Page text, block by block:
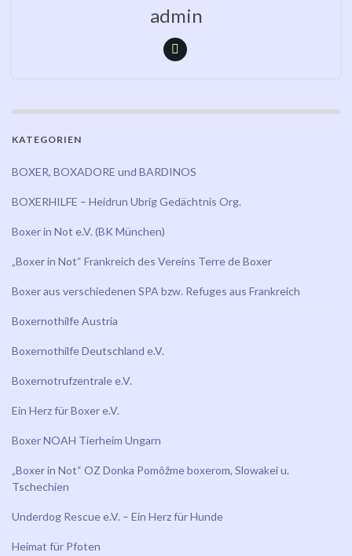
admin
KATEGORIEN
BOXER, BOXADORE und BARDINOS
BOXERHILFE – Heidrun Ubrig Gedächtnis Org.
Boxer in Not e.V. (BK München)
„Boxer in Not“ Frankreich des Vereins Terre de Boxer
Boxer aus verschiedenen SPA bzw. Refuges aus Frankreich
Boxernothilfe Austria
Boxernothilfe Deutschland e.V.
Boxernotrufzentrale e.V.
Ein Herz für Boxer e.V.
Boxer NOAH Tierheim Ungarn
„Boxer in Not“ OZ Donka Pomôžme boxerom, Slowakei u.
Tschechien
Underdog Rescue e.V. – Ein Herz für Hunde
Heimat für Pfoten